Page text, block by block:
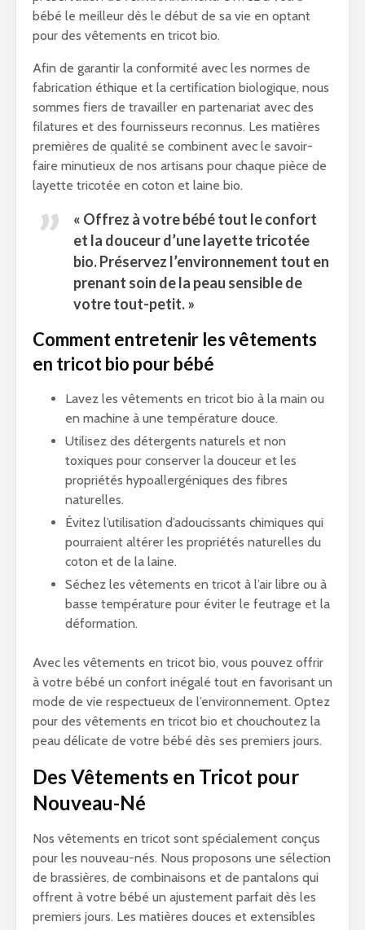
bébé le meilleur dès le début de sa vie en optant
pour des vêtements en tricot bio.
Afin de garantir la conformité avec les normes de
fabrication éthique et la certification biologique, nous
sommes fiers de travailler en partenariat avec des
filatures et des fournisseurs reconnus. Les matières
premières de qualité se combinent avec le savoir-
faire minutieux de nos artisans pour chaque pièce de
layette tricotée en coton et laine bio.
« Offrez à votre bébé tout le confort
et la douceur d’une layette tricotée
bio. Préservez l’environnement tout en
prenant soin de la peau sensible de
votre tout-petit. »
Comment entretenir les vêtements
en tricot bio pour bébé
Lavez les vêtements en tricot bio à la main ou
en machine à une température douce.
Utilisez des détergents naturels et non
toxiques pour conserver la douceur et les
propriétés hypoallergéniques des fibres
naturelles.
Évitez l’utilisation d’adoucissants chimiques qui
pourraient altérer les propriétés naturelles du
coton et de la laine.
Séchez les vêtements en tricot à l’air libre ou à
basse température pour éviter le feutrage et la
déformation.
Avec les vêtements en tricot bio, vous pouvez offrir
à votre bébé un confort inégalé tout en favorisant un
mode de vie respectueux de l’environnement. Optez
pour des vêtements en tricot bio et chouchoutez la
peau délicate de votre bébé dès ses premiers jours.
Des Vêtements en Tricot pour
Nouveau-Né
Nos vêtements en tricot sont spécialement conçus
pour les nouveau-nés. Nous proposons une sélection
de brassières, de combinaisons et de pantalons qui
offrent à votre bébé un ajustement parfait dès les
premiers jours. Les matières douces et extensibles